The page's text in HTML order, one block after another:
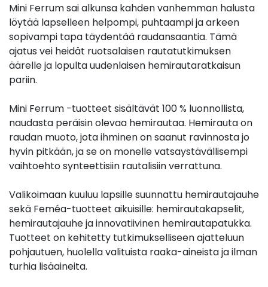
Mini Ferrum sai alkunsa kahden vanhemman halusta
löytää lapselleen helpompi, puhtaampi ja arkeen
sopivampi tapa täydentää raudansaantia. Tämä
ajatus vei heidät ruotsalaisen rautatutkimuksen
äärelle ja lopulta uudenlaisen hemirautaratkaisun
pariin.
Mini Ferrum -tuotteet sisältävät 100 % luonnollista,
naudasta peräisin olevaa hemirautaa. Hemirauta on
raudan muoto, jota ihminen on saanut ravinnosta jo
hyvin pitkään, ja se on monelle vatsaystävällisempi
vaihtoehto synteettisiin rautalisiin verrattuna.
Valikoimaan kuuluu lapsille suunnattu hemirautajauhe
sekä Feméa-tuotteet aikuisille: hemirautakapselit,
hemirautajauhe ja innovatiivinen hemirautapatukka.
Tuotteet on kehitetty tutkimukselliseen ajatteluun
pohjautuen, huolella valituista raaka-aineista ja ilman
turhia lisäaineita.